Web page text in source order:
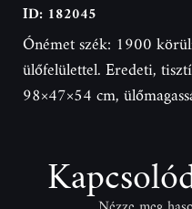
ID: 182045
Ónémet szék: 1900
ülőfelülettel. Eredeti,
98×47×54 cm,